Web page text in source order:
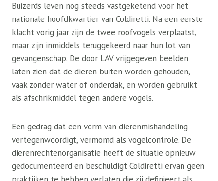
Buizerds leven nog steeds vastgeketend voor het
nationale hoofdkwartier van Coldiretti. Na een eerste
klacht vorig jaar zijn de twee roofvogels verplaatst,
maar zijn inmiddels teruggekeerd naar hun lot van
gevangenschap. De door LAV vrijgegeven beelden
laten zien dat de dieren buiten worden gehouden,
vaak zonder water of onderdak, en worden gebruikt
als afschrikmiddel tegen andere vogels.
Een gedrag dat een vorm van dierenmishandeling
vertegenwoordigt, vermomd als vogelcontrole. De
dierenrechtenorganisatie heeft de situatie opnieuw
gedocumenteerd en beschuldigt Coldiretti ervan geen